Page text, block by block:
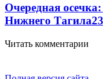
Очередная
Нижнего Тагила2
Читать комментарии